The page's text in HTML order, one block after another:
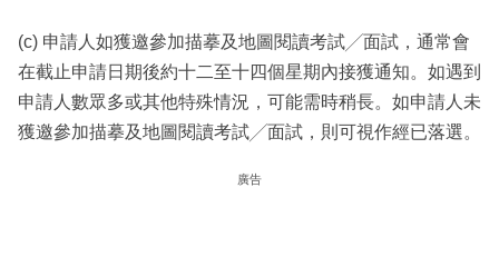
(c) 申請人如獲邀參加描摹及地圖閱讀考試╱面試，通常會
在截止申請日期後約十二至十四個星期內接獲通知。如遇到
申請人數眾多或其他特殊情況，可能需時稍長。如申請人未
獲邀參加描摹及地圖閱讀考試╱面試，則可視作經已落選。
廣告